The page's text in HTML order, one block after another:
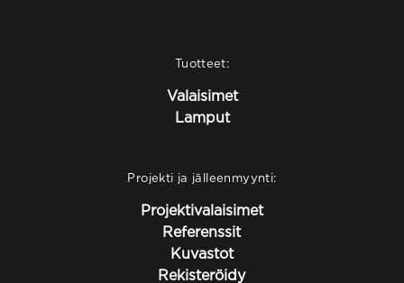
Tuotteet:
Valaisimet
Lamput
Projekti ja jälleenmyynti:
Projektivalaisimet
Referenssit
Kuvastot
Rekisteröidy